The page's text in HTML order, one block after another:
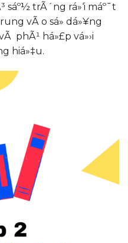
sáº½ trÃ´ng rá»‘i máº¯t
vÃ o sá»­ dá»¥ng
phÃ¹ há»£p vá»›i
hiá»‡u.